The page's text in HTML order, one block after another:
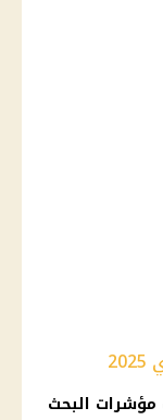
المنتظمة 2025 تصدرت مؤشرات البحث